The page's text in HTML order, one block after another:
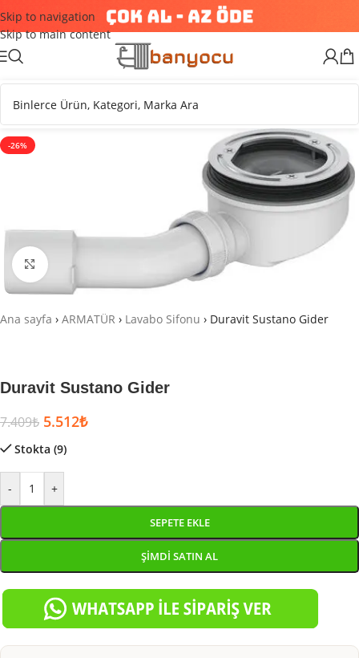
Skip to navigation
Skip to main content
-26%
Büyütmek için tıklayın
Ana sayfa › ARMATÜR › Lavabo Sifonu › Duravit Sustano Gider
Duravit Sustano Gider
7.409₺ 5.512₺
Stokta (9)
- +
SEPETE EKLE
ŞIMDI SATIN AL